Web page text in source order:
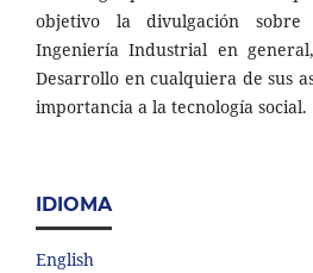
objetivo la divulgación
Ingeniería Industrial en
Desarrollo en cualquiera de sus
importancia a la tecnología social.
IDIOMA
English